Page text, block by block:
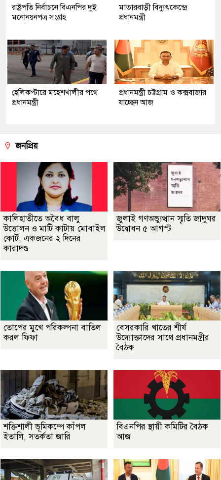
রাষ্ট্রপতি নির্বাচনে বিএনপির দুই
মনোনয়নপত্র সংগ্রহ
মাতারবাড়ী বিদ্যুৎকেন্দ্রে
প্রধানমন্ত্রী
হেলিকপ্টারে মহেশখালীর পথে
প্রধানমন্ত্রী
প্রধানমন্ত্রী চট্টগ্রাম ও কক্সবাজার
যাচ্ছেন আজ
জনপ্রিয়
কালিহাতীতে অবৈধ বালু
উত্তোলন ও মাটি কাটায় মোবাইল
কোর্ট, একজনের ২ দিনের
কারাদণ্ড
জুলাই গণঅভ্যুত্থান স্মৃতি জাদুঘর
উদ্বোধন ৫ আগস্ট
তোপের মুখে পরিকল্পনা বাতিল
করল ফিফা
বেসরকারি খাতের শীর্ষ
উদ্যোক্তাদের সাথে প্রধানমন্ত্রীর
বৈঠক
শক্তিশালী ভূমিকম্পে কাঁপল
ইতালি, সতর্কতা জারি
বিএনপির স্থায়ী কমিটির বৈঠক
আজ